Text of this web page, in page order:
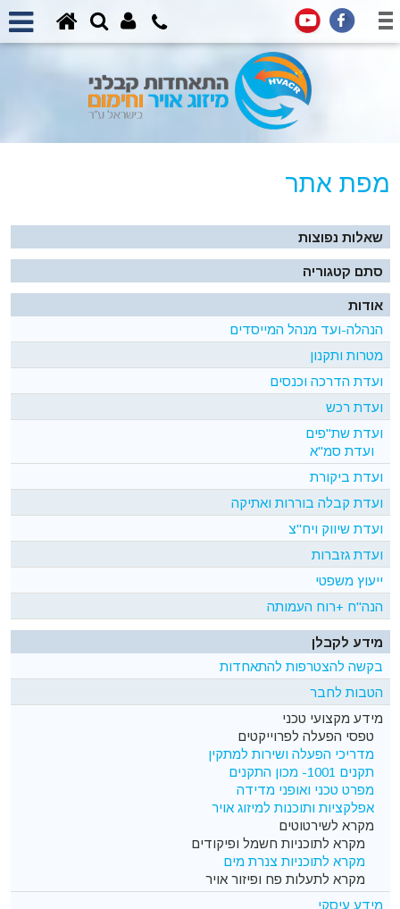
מפת אתר
שאלות נפוצות
סתם קטגוריה
אודות
הנהלה-ועד מנהל המייסדים
מטרות ותקנון
ועדת הדרכה וכנסים
ועדת רכש
ועדת שת"פים
ועדת סמ"א
ועדת ביקורת
ועדת קבלה בוררות ואתיקה
ועדת שיווק ויח"צ
ועדת גזברות
ייעוץ משפטי
הנה"ח +רוח העמותה
מידע לקבלן
בקשה להצטרפות להתאחדות
הטבות לחבר
מידע מקצועי טכני
טפסי הפעלה לפרוייקטים
מדריכי הפעלה ושירות למתקין
תקנים 1001- מכון התקנים
מפרט טכני ואופני מדידה
אפלקציות ותוכנות למיזוג אויר
מקרא לשירטוטים
מקרא לתוכניות חשמל ופיקודים
מקרא לתוכניות צנרת מים
מקרא לתעלות פח ופיזור אויר
מידע עיסקי